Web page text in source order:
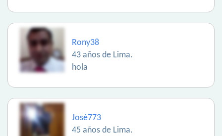
Rony38
43 años de Lima.
hola
José773
45 años de Lima.